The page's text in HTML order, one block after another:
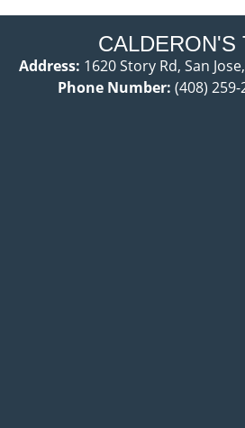
CALDERON'S
Address: 1620 Story Rd, San
Phone Number: (408) 259-